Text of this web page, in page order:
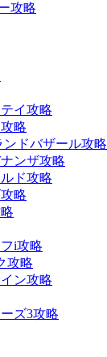
攻略
イ攻略
略
ドバザール攻略
ンザ攻略
ド攻略
略
i攻略
攻略
ン攻略
ズ3攻略